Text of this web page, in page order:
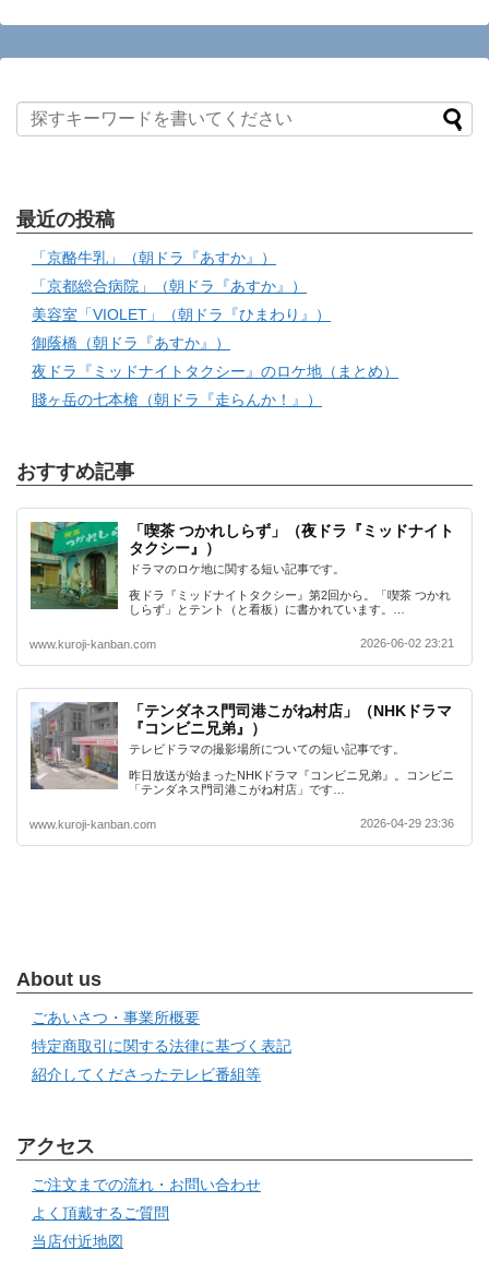
最近の投稿
「京酪牛乳」（朝ドラ『あすか』）
「京都総合病院」（朝ドラ『あすか』）
美容室「VIOLET」（朝ドラ『ひまわり』）
御蔭橋（朝ドラ『あすか』）
夜ドラ『ミッドナイトタクシー』のロケ地（まとめ）
賤ヶ岳の七本槍（朝ドラ『走らんか！』）
おすすめ記事
「喫茶 つかれしらず」（夜ドラ『ミッドナイト
タクシー』）
ドラマのロケ地に関する短い記事です。
夜ドラ『ミッドナイトタクシー』第2回から。「喫茶 つかれ
しらず」とテント（と看板）に書かれています。…
www.kuroji-kanban.com 2026-06-02 23:21
「テンダネス門司港こがね村店」（NHKドラマ
『コンビニ兄弟』）
テレビドラマの撮影場所についての短い記事です。
昨日放送が始まったNHKドラマ『コンビニ兄弟』。コンビニ
「テンダネス門司港こがね村店」です…
www.kuroji-kanban.com 2026-04-29 23:36
About us
ごあいさつ・事業所概要
特定商取引に関する法律に基づく表記
紹介してくださったテレビ番組等
アクセス
ご注文までの流れ・お問い合わせ
よく頂戴するご質問
当店付近地図